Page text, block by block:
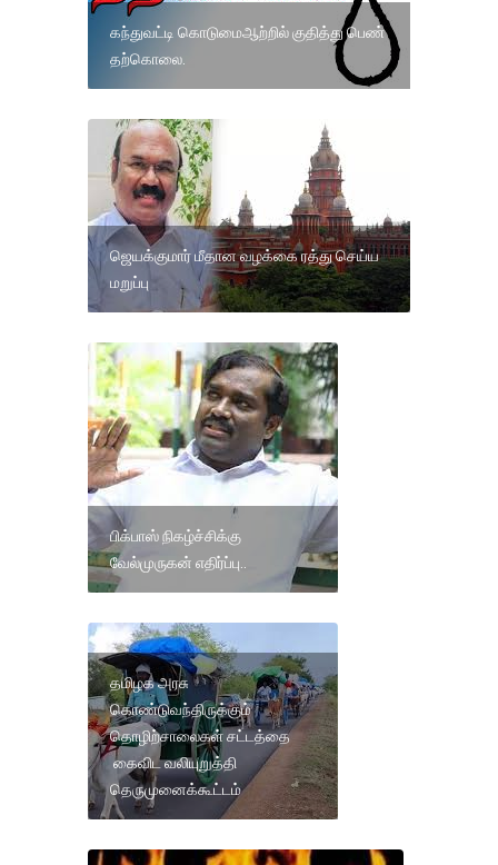
கந்துவட்டி கொடுமைஆற்றில் குதித்து பெண்
தற்கொலை.
ஜெயக்குமார் மீதான வழக்கை ரத்து செய்ய
மறுப்பு
பிக்பாஸ் நிகழ்ச்சிக்கு
வேல்முருகன் எதிர்ப்பு..
தமிழக அரசு
கொண்டுவந்திருக்கும்
தொழிற்சாலைகள் சட்டத்தை
கைவிட வலியுறுத்தி
தெருமுனைக்கூட்டம்